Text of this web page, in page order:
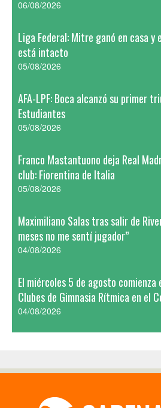
06/08/2026
Liga Federal: Mitre ganó en casa y
está intacto
05/08/2026
AFA-LPF: Boca alcanzó su primer
Estudiantes
05/08/2026
Franco Mastantuono deja Real
club: Fiorentina de Italia
05/08/2026
Maximiliano Salas tras salir de
meses no me sentí jugador”
04/08/2026
El miércoles 5 de agosto comienza
Clubes de Gimnasia Rítmica en el
04/08/2026